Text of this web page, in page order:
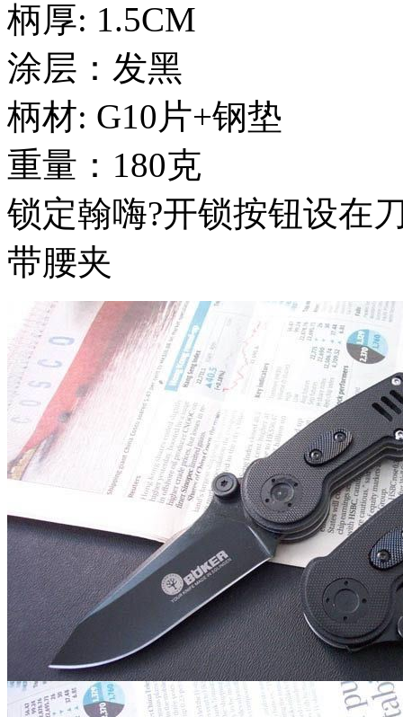
柄厚: 1.5CM
涂层：发黑
柄材: G10片+钢垫
重量：180克
锁定翰嗨?开锁按钮设在
带腰夹